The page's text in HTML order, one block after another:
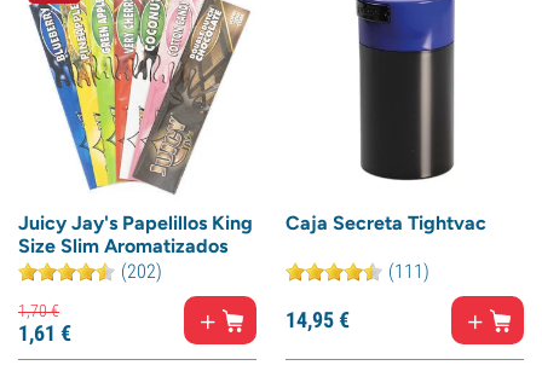
Juicy Jay's Papelillos King
Size Slim Aromatizados
(202)
1,70€
1,61 €
Caja Secreta Tightvac
(111)
14,95€